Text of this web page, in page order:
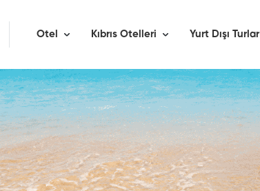
Otel Kıbrıs Otelleri Yurt Dışı Turlar